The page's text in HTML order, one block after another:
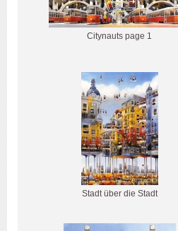
Citynauts page 1
Stadt über die Stadt